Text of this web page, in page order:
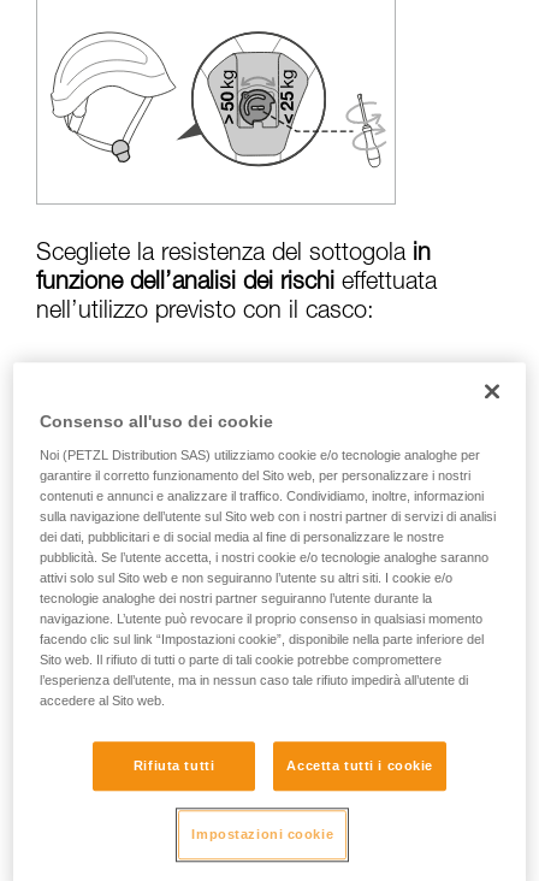
informazioni dell’istruzione tecnica per poter
capire queste ulteriori informazioni.
La padronanza di queste tecniche richiede una
formazione ed un addestramento specifico.
Verificate con un professionista la vostra
capacità di rifare la manovra, da soli, in piena
vengono qui descritte.
Scegliete la resistenza del sottogola in
funzione dell’analisi dei rischi effettuata
nell’utilizzo previsto con il casco:
Rischio di perdita in caso di caduta:
50 kg
Rischio di strangolamento in caso di
aggancio del casco:sottogola in posizione
inferiore a25 kg
Attenzione, Il casco è consegnato in
Inoltre, la scelta della resistenza del sottogola
determina anche la certificazione
Consenso all'uso dei cookie
Noi (PETZL Distribution SAS) utilizziamo cookie e/o tecnologie analoghe per
garantire il corretto funzionamento del Sito web, per personalizzare i nostri
contenuti e annunci e analizzare il traffico. Condividiamo, inoltre, informazioni
sulla navigazione dell’utente sul Sito web con i nostri partner di servizi di analisi
dei dati, pubblicitari e di social media al fine di personalizzare le nostre
pubblicità. Se l’utente accetta, i nostri cookie e/o tecnologie analoghe saranno
attivi solo sul Sito web e non seguiranno l’utente su altri siti. I cookie e/o
tecnologie analoghe dei nostri partner seguiranno l’utente durante la
navigazione. L’utente può revocare il proprio consenso in qualsiasi momento
facendo clic sul link “Impostazioni cookie”, disponibile nella parte inferiore del
Sito web. Il rifiuto di tutti o parte di tali cookie potrebbe compromettere
l’esperienza dell’utente, ma in nessun caso tale rifiuto impedirà all’utente di
accedere al Sito web.
Rifiuta tutti Accetta tutti i cookie
Impostazioni cookie